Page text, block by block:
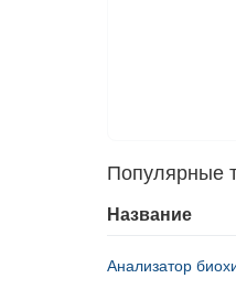
Популярные
Название
Анализатор